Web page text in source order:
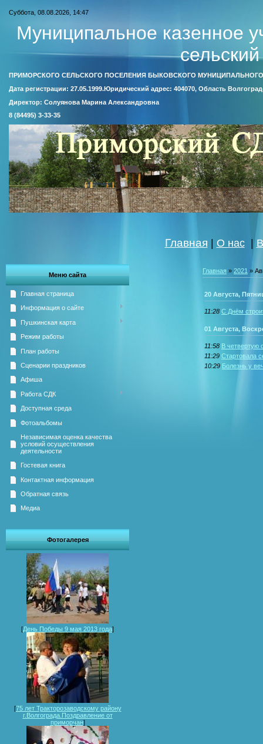
Суббота, 08.08.2026, 14:47
Муниципальное казенное
ПРИМОРСКОГО СЕЛЬСКОГО ПОСЕЛЕНИЯ БЫКОВСКОГО
Дата регистрации: 27.05.1999.Юридический адрес: 404070, Область
Директор: Солуянова Марина Александровна
8 (84495) 3-33-35
Главная О нас|
Меню сайта
Главная страница
Информация о сайте
Пушкинская карта
Режим работы
План работы
Сценарии праздников
Афиша
Работа СДК
Доступная среда
Фотоальбомы
Независимая оценка качества
условий осуществления
деятельности
Гостевая книга
Контактная информация
Обратная связь
Медиа
Фотогалерея
[День Победы 9 мая 2013 года]
[75 лет Тракторозаводскому району
г.Волгограда.Поздравление от
приморчан]
Главная » 2021 »
20 Августа,
11:28 С Днём
01 Августа,
11:58 В четвертую
11:29 Стартовала
10:29 Болезнь у